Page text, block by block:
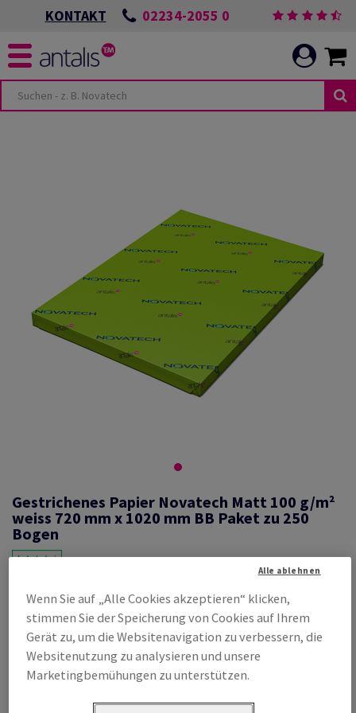
KONTAKT 02234-2055 0
Gestrichenes Papier Novatech Matt 100 g/m²
weiss 720 mm x 1020 mm BB Paket zu 250
Bogen
#460119
Novatech, Matt, beidseitig gestrichen, weiss, holzfrei ECF, 100g/m2,
1020mm x 720mm, BB, Paket zu 250 Bogen/Blatt, FSC Mix Credit
Produktinformation
Produkt weiterempfehlen
Wenn Sie auf „Alle Cookies akzeptieren“ klicken,
stimmen Sie der Speicherung von Cookies auf Ihrem
Gerät zu, um die Websitenavigation zu verbessern, die
Websitenutzung zu analysieren und unsere
Marketingbemühungen zu unterstützen.
Alle ablehnen